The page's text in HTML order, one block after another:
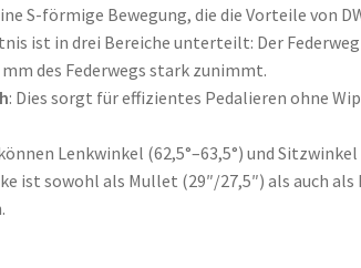
S-förmige Bewegung, die die Vorteile von
ist in drei Bereiche unterteilt: Der
des Federwegs stark zunimmt.
: Dies sorgt für effizientes Pedalieren ohne
Lenkwinkel (62,5°–63,5°) und
ist sowohl als Mullet (29″/27,5″) als auch